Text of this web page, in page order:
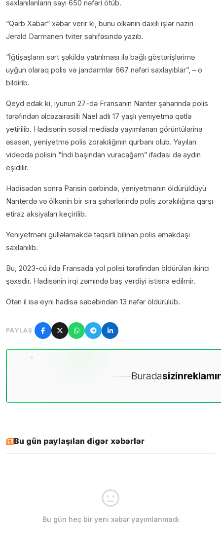
saxlanılanların sayı 650 nəfəri ötüb.
“Qərb Xəbər” xəbər verir ki, bunu ölkənin daxili işlər naziri
Jerald Darmanen tviter səhifəsində yazıb.
“İğtişaşların sərt şəkildə yatırılması ilə bağlı göstərişlərimə
uyğun olaraq polis və jandarmlar 667 nəfəri saxlayıblar”, – o
bildirib.
Qeyd edək ki, iyunun 27-də Fransanın Nanter şəhərində polis
tərəfindən əlcəzairəsilli Nael adlı 17 yaşlı yeniyetmə qətlə
yetirilib. Hadisənin sosial mediada yayımlanan görüntülərinə
əsasən, yeniyetmə polis zorakılığının qurbanı olub. Yayılan
videoda polisin “İndi başından vuracağam” ifadəsi də aydın
eşidilir.
Hadisədən sonra Parisin qərbində, yeniyetmənin öldürüldüyü
Nanterdə və ölkənin bir sıra şəhərlərində polis zorakılığına qarşı
etiraz aksiyaları keçirilib.
Yeniyetməni güllələməkdə təqsirli bilinən polis əməkdaşı
saxlanılıb.
Bu, 2023-cü ildə Fransada yol polisi tərəfindən öldürülən ikinci
şəxsdir. Hadisənin irqi zəmində baş verdiyi istisna edilmir.
Ötən il isə eyni hadisə səbəbindən 13 nəfər öldürülüb.
PAYLAŞ
Buradasizin
Bu gün paylaşılan digər xəbərlər
Bu gün heç bir yeni xəbər yayımlanmadı